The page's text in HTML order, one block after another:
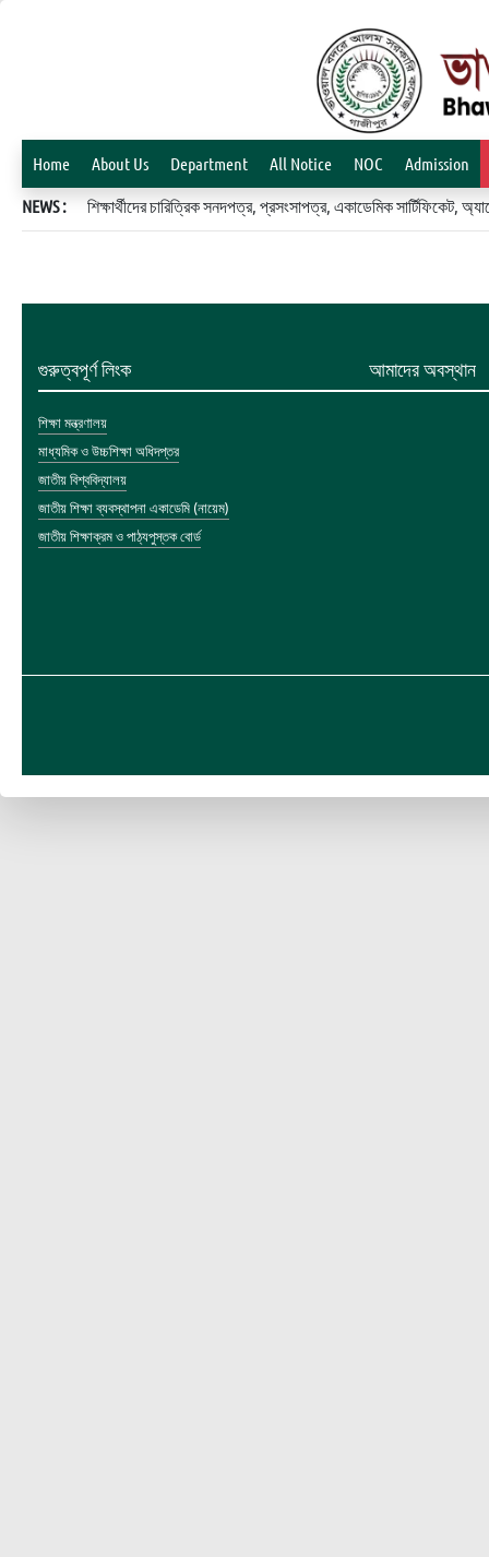
Home About Us Department All Notice NOC Admission
NEWS : শিক্ষার্থীদের চারিত্রিক সনদপত্র, প্রসংসাপত্র, একাডেমিক
গুরুত্বপূর্ণ লিংক
শিক্ষা মন্ত্রণালয়
মাধ্যমিক ও উচ্চশিক্ষা অধিদপ্তর
জাতীয় বিশ্ববিদ্যালয়
জাতীয় শিক্ষা ব্যবস্থাপনা একাডেমি (নায়েম)
জাতীয় শিক্ষাক্রম ও পাঠ্যপুস্তক বোর্ড
আমাদের অবস্থান